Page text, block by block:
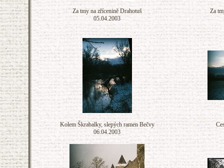
Za tmy na zřícenině Drahotuš
05.04.2003
Za
Kolem Škrabalky, slepých ramen Bečvy
06.04.2003